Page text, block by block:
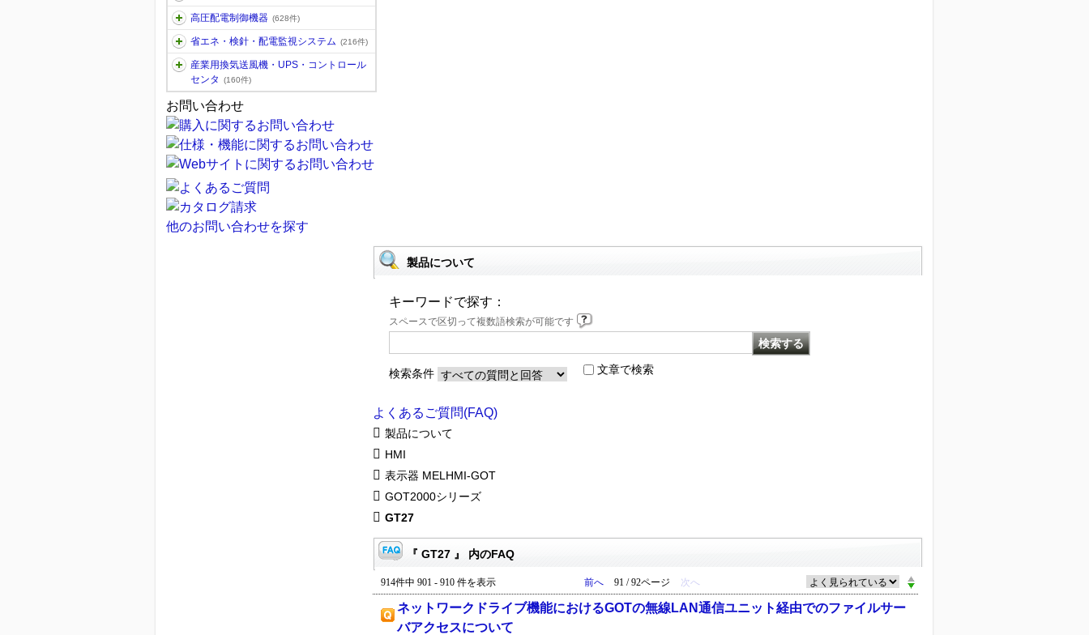
高圧配電制御機器 (628件)
省エネ・検針・配電監視システム (216件)
産業用換気送風機・UPS・コントロール
センタ
(160件)
お問い合わせ
他のお問い合わせを探す
製品について
キーワードで探す：
スペースで区切って複数語検索が可能です
検索条件 文章で検索
よくあるご質問(FAQ)
製品について
HMI
表示器 MELHMI-GOT
GOT2000シリーズ
GT27
『 GT27 』 内のFAQ
914件中 901 - 910 件を表示 前へ 91 / 92ページ 次へ
ネットワークドライブ機能におけるGOTの無線LAN通信ユニット経由でのファイルサー
バアクセスについて